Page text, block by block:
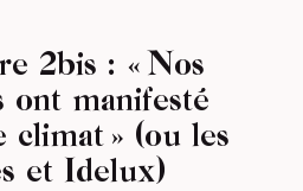
2bis : « Nos
ont manifesté
climat » (ou les
et Idelux)